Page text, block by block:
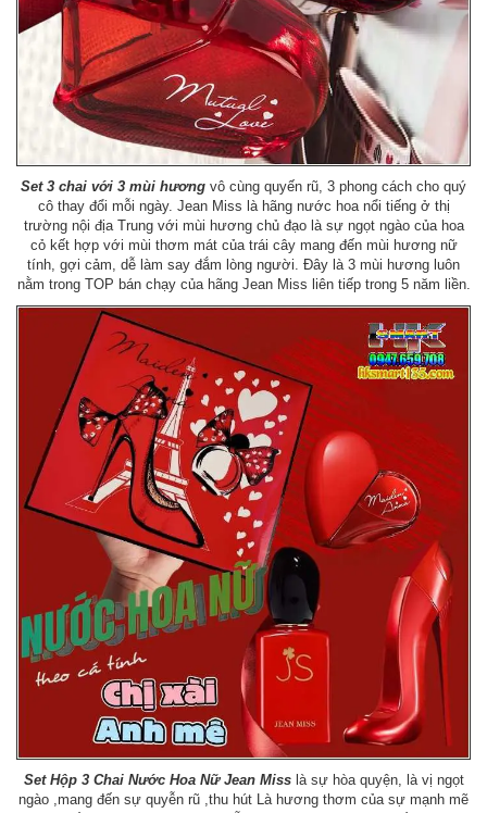
Set 3 chai với 3 mùi hương vô cùng quyến rũ, 3 phong cách cho quý
cô thay đổi mỗi ngày. Jean Miss là hãng nước hoa nổi tiếng ở thị
trường nội địa Trung với mùi hương chủ đạo là sự ngọt ngào của hoa
cỏ kết hợp với mùi thơm mát của trái cây mang đến mùi hương nữ
tính, gợi cảm, dễ làm say đắm lòng người. Đây là 3 mùi hương luôn
nằm trong TOP bán chạy của hãng Jean Miss liên tiếp trong 5 năm liền.
Set Hộp 3 Chai Nước Hoa Nữ Jean Miss là sự hòa quyện, là vị ngọt
ngào ,mang đến sự quyễn rũ ,thu hút Là hương thơm của sự mạnh mẽ